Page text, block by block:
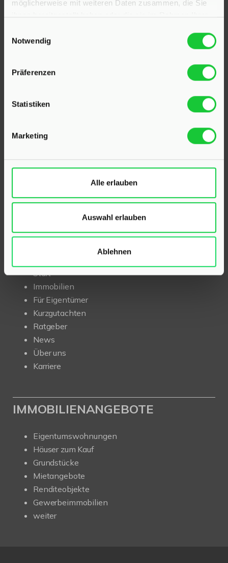
möglicherweise mit weiteren Daten zusammen, die Sie
Notwendig
Präferenzen
Statistiken
Marketing
Alle erlauben
Auswahl erlauben
Ablehnen
Immobilienmakler in Klein Rönnau
stehen wir Ihnen beim Verkauf und
bei der Vermietung Ihrer Immobilie zur Seite.
Mit umfassendem Fachwissen und lokaler Expertise
beraten wir Sie in allen Fragen rund um Ihr Haus oder
Ihre Wohnung in der Region Kaltenkirchen und Klein
Start
Immobilien
Für Eigentümer
Kurzgutachten
Ratgeber
News
Über uns
Karriere
IMMOBILIENANGEBOTE
Eigentumswohnungen
Häuser zum Kauf
Grundstücke
Mietangebote
Renditeobjekte
Gewerbeimmobilien
weiter